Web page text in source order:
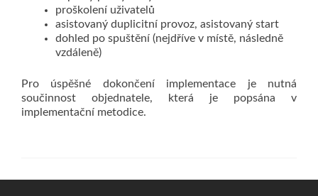
proškolení uživatelů
asistovaný duplicitní provoz, asistovaný start
dohled po spuštění (nejdříve v místě, následně
vzdáleně)
Pro úspěšné dokončení implementace je nutná
součinnost objednatele, která je popsána v
implementační metodice.